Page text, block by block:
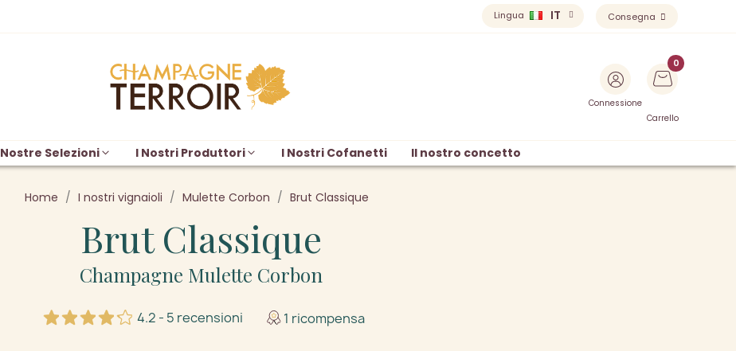
Lingua IT Consegna
Connessione
Carrello
Nostre Selezioni I Nostri Produttori I Nostri Cofanetti Il nostro concetto
Home I nostri vignaioli Mulette Corbon Brut Classique
Brut Classique
Champagne Mulette Corbon
4.2 - 5 recensioni 1 ricompensa